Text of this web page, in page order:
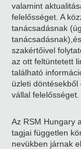
valamint
felelősséget. A
tanácsadásnak
szakértőivel
az ott feltüntetett
található
üzleti
vállal felelősséget.
Az RSM Hungary
tagjai független
nevükben járnak